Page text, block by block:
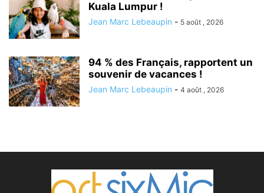
Kuala Lumpur !
Jean Marc Lebeaupin - 5 août , 2026
94 % des Français, rapportent un
souvenir de vacances !
Jean Marc Lebeaupin - 4 août , 2026